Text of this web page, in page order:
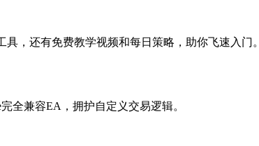
，还有免费教学视频和每日策略，助你飞速入门。
全兼容EA，拥护自定义交易逻辑。